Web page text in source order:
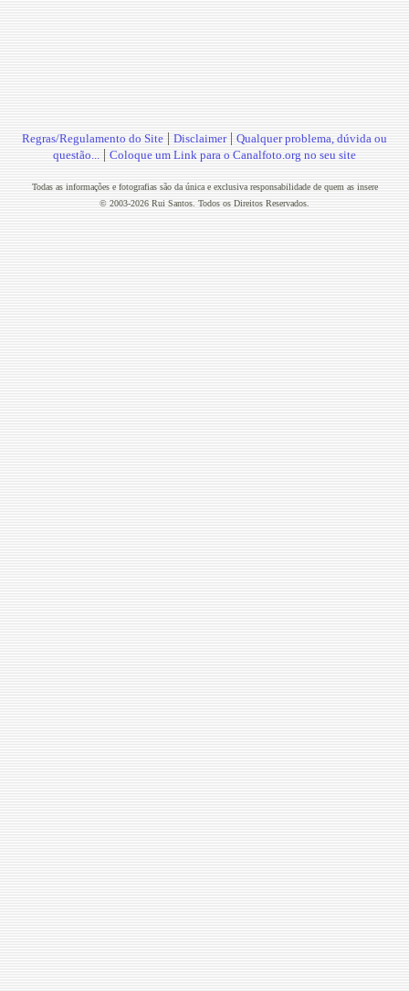
Regras/Regulamento do Site | Disclaimer| Qualquer problema, dúvida ou
questão... | Coloque um Link para o Canalfoto.org no seu site
Todas as informações e fotografias são da única e exclusiva responsabilidade de quem as insere
© 2003-2026 Rui Santos. Todos os Direitos Reservados.